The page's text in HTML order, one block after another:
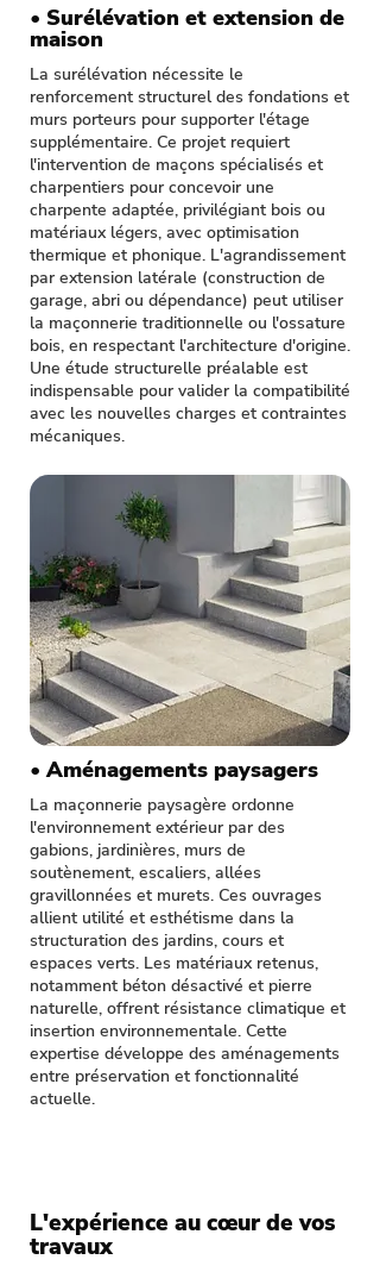
• Surélévation et extension de
maison
La surélévation nécessite le
renforcement structurel des fondations et
murs porteurs pour supporter l'étage
supplémentaire. Ce projet requiert
l'intervention de maçons spécialisés et
charpentiers pour concevoir une
charpente adaptée, privilégiant bois ou
matériaux légers, avec optimisation
thermique et phonique. L'agrandissement
par extension latérale (construction de
garage, abri ou dépendance) peut utiliser
la maçonnerie traditionnelle ou l'ossature
bois, en respectant l'architecture d'origine.
Une étude structurelle préalable est
indispensable pour valider la compatibilité
avec les nouvelles charges et contraintes
mécaniques.
• Aménagements paysagers
La maçonnerie paysagère ordonne
l'environnement extérieur par des
gabions, jardinières, murs de
soutènement, escaliers, allées
gravillonnées et murets. Ces ouvrages
allient utilité et esthétisme dans la
structuration des jardins, cours et
espaces verts. Les matériaux retenus,
notamment béton désactivé et pierre
naturelle, offrent résistance climatique et
insertion environnementale. Cette
expertise développe des aménagements
entre préservation et fonctionnalité
actuelle.
L'expérience au cœur de vos
travaux